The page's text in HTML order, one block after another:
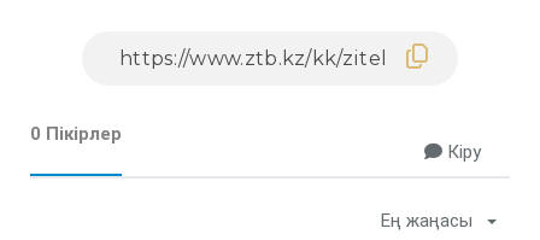
0 Пікірлер
Кіру
Ең жаңасы